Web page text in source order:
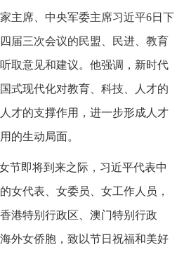
主席、中央军委主席习近平6日下
届三次会议的民盟、民进、教育
取意见和建议。他强调，新时代
式现代化对教育、科技、人才的
才的支撑作用，进一步形成人才
的生动局面。
节即将到来之际，习近平代表中
女代表、女委员、女工作人员，
港特别行政区、澳门特别行政
外女侨胞，致以节日祝福和美好